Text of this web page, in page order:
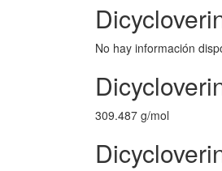
No hay información
309.487 g/mol